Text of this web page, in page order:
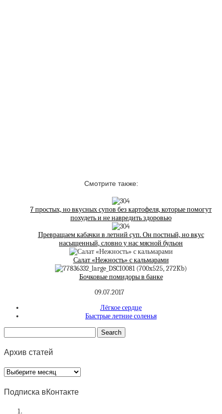
Смотрите также:
7 простых, но вкусных супов без картофеля, которые помогут
похудеть и не навредить здоровью
Превращаем кабачки в летний суп. Он постный, но вкус
насыщенный, словно у нас мясной бульон
Салат «Нежность» с кальмарами
Бочковые помидоры в банке
09.07.2017
Лёгкое сердце
Быстрые летние соленья
Архив статей
Архив
статей
Подписка вКонтакте